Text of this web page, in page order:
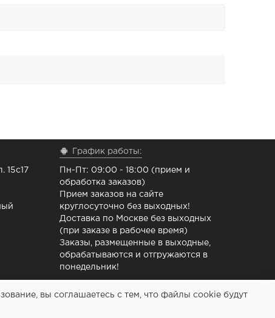
15с17
График работы:
Пн-Пт: 09:00 - 18:00 (прием и
обработка заказов)
Прием заказов на сайте
круглосуточно без выходных!
Доставка по Москве без выходных
(при заказе в рабочее время)
Заказы, размещенные в выходные,
обрабатываются и отгружаются в
понедельник!
ремонта принтеров - Расходочка.рф 2013-2026 (c)
вы соглашаетесь с тем, что файлы cookie будут